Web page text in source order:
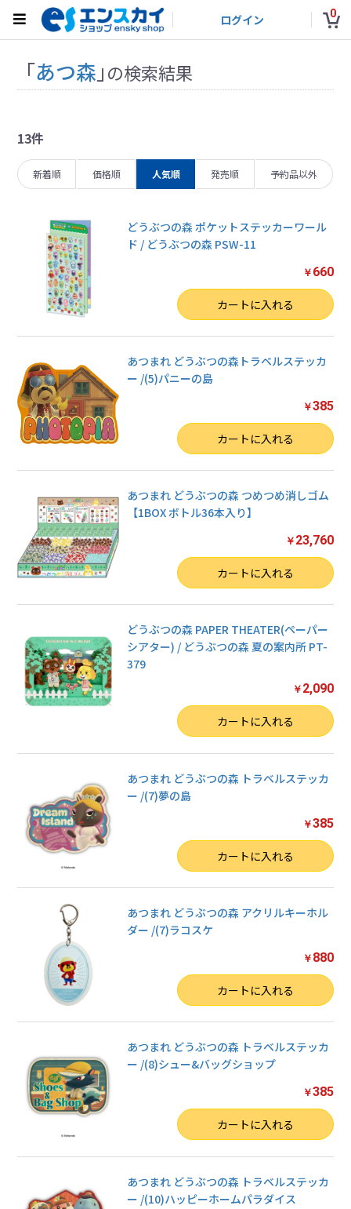
ログイン 0
「あつ森 」の検索結果
13件
新着順 価格順 人気順 発売順 予約品以外
どうぶつの森 ポケットステッカーワール
ド / どうぶつの森 PSW-11
￥ 660
カートに入れる
あつまれ どうぶつの森トラベルステッカ
ー /(5)パニーの島
￥385
カートに入れる
あつまれ どうぶつの森 つめつめ消しゴム
【1BOX ボトル36本入り】
￥ 23,760
カートに入れる
どうぶつの森 PAPER THEATER(ペーパー
シアター) / どうぶつの森 夏の案内所 PT-
379
￥ 2,090
カートに入れる
あつまれ どうぶつの森 トラベルステッカ
ー /(7)夢の島
￥385
カートに入れる
あつまれ どうぶつの森 アクリルキーホル
ダー /(7)ラコスケ
￥ 880
カートに入れる
あつまれ どうぶつの森 トラベルステッカ
ー /(8)シュー&バッグショップ
￥385
カートに入れる
あつまれ どうぶつの森 トラベルステッカ
ー /(10)ハッピーホームパラダイス